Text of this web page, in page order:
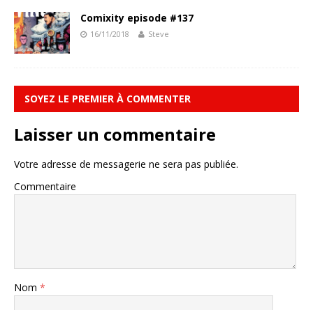
Comixity episode #137
16/11/2018 Steve
SOYEZ LE PREMIER À COMMENTER
Laisser un commentaire
Votre adresse de messagerie ne sera pas publiée.
Commentaire
Nom *